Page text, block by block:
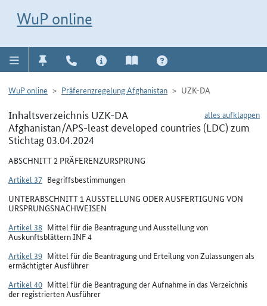
WuP online
WuP online Präferenzregelung Afghanistan UZK-DA
alles aufklappen
Inhaltsverzeichnis UZK-DA
Afghanistan/APS-least developed countries (LDC) zum
Stichtag 03.04.2024
ABSCHNITT 2 PRÄFERENZURSPRUNG
Artikel 37 Begriffsbestimmungen
UNTERABSCHNITT 1 AUSSTELLUNG ODER AUSFERTIGUNG VON
URSPRUNGSNACHWEISEN
Artikel 38 Mittel für die Beantragung und Ausstellung von
Auskunftsblättern INF 4
Artikel 39 Mittel für die Beantragung und Erteilung von Zulassungen als
ermächtigter Ausführer
Artikel 40 Mittel für die Beantragung der Aufnahme in das Verzeichnis
der registrierten Ausführer